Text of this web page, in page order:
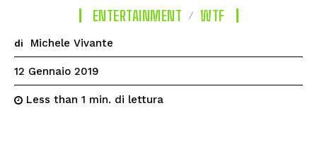
ENTERTAINMENT WTF
di Michele Vivante
12 Gennaio 2019
Less than 1 min. di lettura